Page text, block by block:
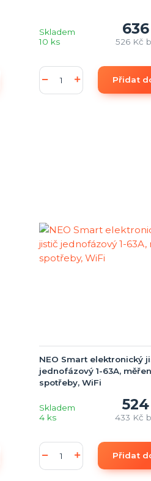
526 Kč
Skladem
10 ks
Přidat
NEO Smart elektronický
jednofázový 1-63A,
spotřeby, WiFi
433 Kč
Skladem
4 ks
Přidat